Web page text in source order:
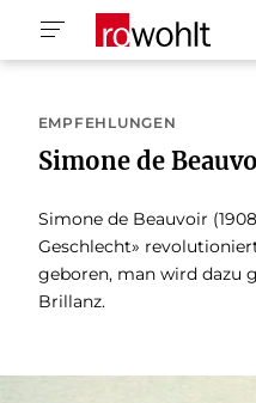
EMPFEHLUNGEN
Simone de
Simone de Beauvoir
Geschlecht»
geboren, man wird dazu
Brillanz.